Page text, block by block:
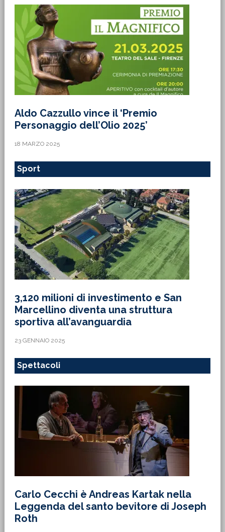
Aldo Cazzullo vince il ‘Premio
Personaggio dell’Olio 2025’
18 MARZO 2025
Sport
3,120 milioni di investimento e San
Marcellino diventa una struttura
sportiva all’avanguardia
23 GENNAIO 2025
Spettacoli
Carlo Cecchi è Andreas Kartak nella
Leggenda del santo bevitore di Joseph
Roth